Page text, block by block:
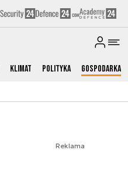
Klimat Polityka Gospodarka
Reklama